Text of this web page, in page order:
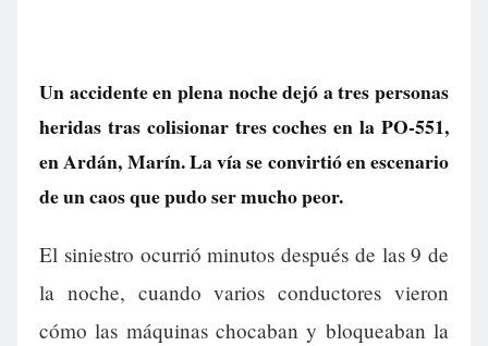
Un accidente en plena noche dejó a tres personas
heridas tras colisionar tres coches en la PO-551,
en Ardán, Marín. La vía se convirtió en escenario
de un caos que pudo ser mucho peor.
El siniestro ocurrió minutos después de las 9 de
la noche, cuando varios conductores vieron
cómo las máquinas chocaban y bloqueaban la